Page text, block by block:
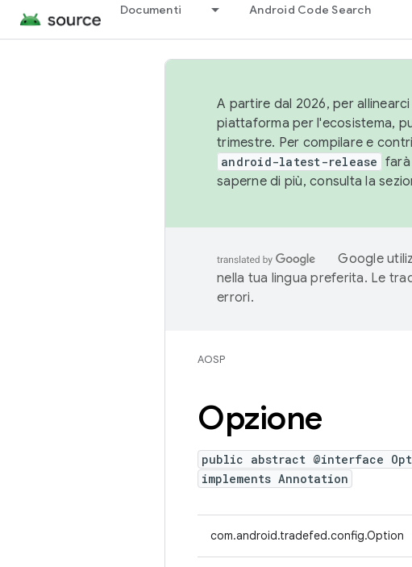
Documenti Android Code Search
A partire dal 2026, per
piattaforma per l'ecosistema,
trimestre. Per compilare e
android-latest-release farà
saperne di più, consulta la
Google
nella tua lingua preferita. Le
errori.
AOSP
Opzione
public abstract @interface
implements Annotation
com.android.tradefed.config.Option